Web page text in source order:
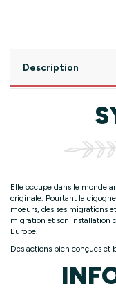
Description
Elle occupe dans le monde
originale. Pourtant la
mœurs, des ses migrations
migration et son installation
Europe.
Des actions bien conçues et